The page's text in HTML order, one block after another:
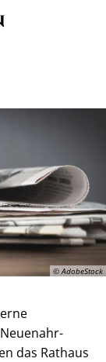
© AdobeStock
das Rathaus